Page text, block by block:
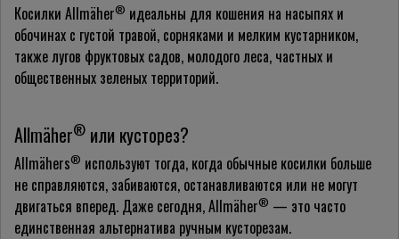
Косилки Allmäher® идеальны для кошения на насыпях и
обочинах с густой травой, сорняками и мелким кустарником,
также лугов фруктовых садов, молодого леса, частных и
общественных зеленых территорий.
Allmäher® или кусторез?
Allmähers® используют тогда, когда обычные косилки больше
не справляются, забиваются, останавливаются или не могут
двигаться вперед. Даже сегодня, Allmäher® — это часто
единственная альтернатива ручным кусторезам.